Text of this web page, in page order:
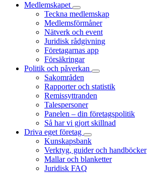
Medlemskapet
Teckna medlemskap
Medlemsförmåner
Nätverk och event
Juridisk rådgivning
Företagarnas app
Försäkringar
Politik och påverkan
Sakområden
Rapporter och statistik
Remissyttranden
Talespersoner
Panelen – din företagspolitik
Så har vi gjort skillnad
Driva eget företag
Kunskapsbank
Verktyg, guider och handböcker
Mallar och blanketter
Juridisk FAQ